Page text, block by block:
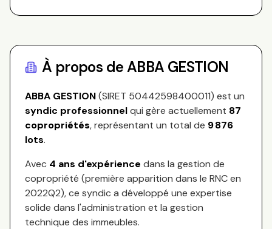
À propos deABBA GESTION
ABBA GESTION(SIRET 50442598400011) est un
syndic professionnelqui gère actuellement 87
copropriétés, représentant un total de 9 876
lots.
Avec 4 ans d'expérience dans la gestion de
copropriété (première apparition dans le RNC en
2022Q2), ce syndic a développé une expertise
solide dans l'administration et la gestion
technique des immeubles.